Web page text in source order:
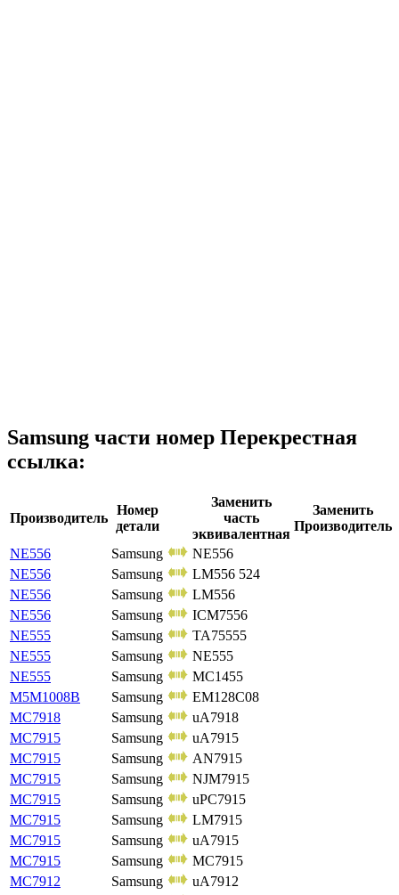
Samsung части номер Перекрестная
ссылка:
Производитель
Номер
детали
Заменить
часть
эквивалентная
Заменить
Производитель
NE556
Samsung
NE556
NE556
Samsung
LM556 524
NE556
Samsung
LM556
NE556
Samsung
ICM7556
NE555
Samsung
TA75555
NE555
Samsung
NE555
NE555
Samsung
MC1455
M5M1008B
Samsung
EM128C08
MC7918
Samsung
uA7918
MC7915
Samsung
uA7915
MC7915
Samsung
AN7915
MC7915
Samsung
NJM7915
MC7915
Samsung
uPC7915
MC7915
Samsung
LM7915
MC7915
Samsung
uA7915
MC7915
Samsung
MC7915
MC7912
Samsung
uA7912